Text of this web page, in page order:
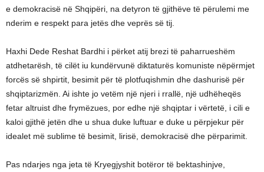
e demokracisë në Shqipëri, na detyron të gjithëve të përulemi me
nderim e respekt para jetës dhe veprës së tij.
Haxhi Dede Reshat Bardhi i përket atij brezi të paharrueshëm
atdhetarësh, të cilët iu kundërvunë diktaturës komuniste nëpërmjet
forcës së shpirtit, besimit për të plotfuqishmin dhe dashurisë për
shqiptarizmën. Ai ishte jo vetëm një njeri i rrallë, një udhëheqës
fetar altruist dhe frymëzues, por edhe një shqiptar i vërtetë, i cili e
kaloi gjithë jetën dhe u shua duke luftuar e duke u përpjekur për
idealet më sublime të besimit, lirisë, demokracisë dhe përparimit.
Pas ndarjes nga jeta të Kryegjyshit botëror të bektashinjve,